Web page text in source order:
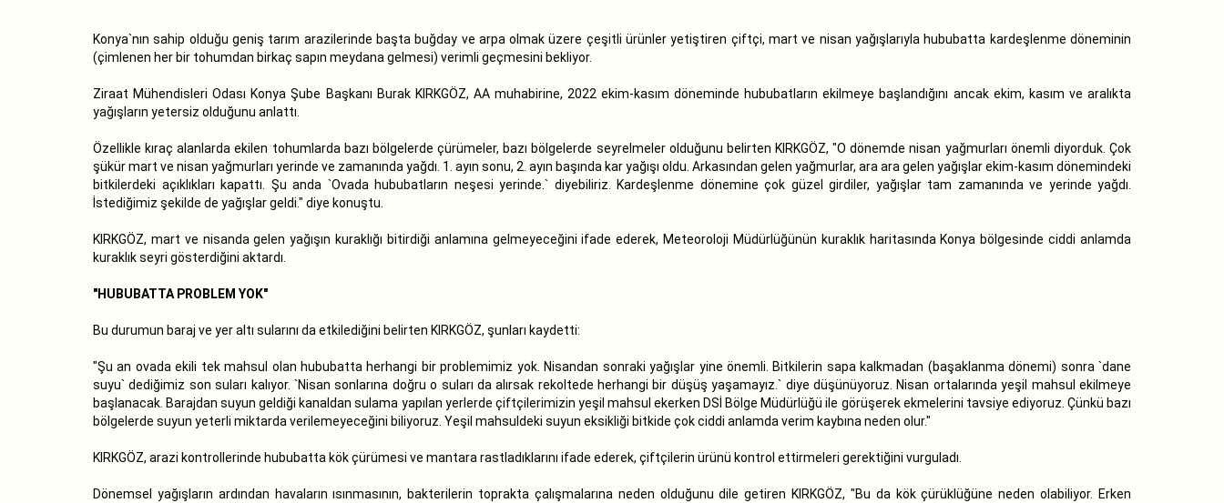
Konya`nın sahip olduğu geniş tarım arazilerinde başta buğday ve arpa olmak üzere çeşitli ürünler yetiştiren çiftçi, mart ve nisan yağışlarıyla hububatta kardeşlenme döneminin
(çimlenen her bir tohumdan birkaç sapın meydana gelmesi) verimli geçmesini bekliyor.
Ziraat Mühendisleri Odası Konya Şube Başkanı Burak KIRKGÖZ, AA muhabirine, 2022 ekim-kasım döneminde hububatların ekilmeye başlandığını ancak ekim, kasım ve aralıkta
yağışların yetersiz olduğunu anlattı.
Özellikle kıraç alanlarda ekilen tohumlarda bazı bölgelerde çürümeler, bazı bölgelerde seyrelmeler olduğunu belirten KIRKGÖZ, "O dönemde nisan yağmurları önemli diyorduk. Çok
şükür mart ve nisan yağmurları yerinde ve zamanında yağdı. 1. ayın sonu, 2. ayın başında kar yağışı oldu. Arkasından gelen yağmurlar, ara ara gelen yağışlar ekim-kasım dönemindeki
bitkilerdeki açıklıkları kapattı. Şu anda `Ovada hububatların neşesi yerinde.` diyebiliriz. Kardeşlenme dönemine çok güzel girdiler, yağışlar tam zamanında ve yerinde yağdı.
İstediğimiz şekilde de yağışlar geldi." diye konuştu.
KIRKGÖZ, mart ve nisanda gelen yağışın kuraklığı bitirdiği anlamına gelmeyeceğini ifade ederek, Meteoroloji Müdürlüğünün kuraklık haritasında Konya bölgesinde ciddi anlamda
kuraklık seyri gösterdiğini aktardı.
"HUBUBATTA PROBLEM YOK"
Bu durumun baraj ve yer altı sularını da etkilediğini belirten KIRKGÖZ, şunları kaydetti:
"Şu an ovada ekili tek mahsul olan hububatta herhangi bir problemimiz yok. Nisandan sonraki yağışlar yine önemli. Bitkilerin sapa kalkmadan (başaklanma dönemi) sonra `dane
suyu` dediğimiz son suları kalıyor. `Nisan sonlarına doğru o suları da alırsak rekoltede herhangi bir düşüş yaşamayız.` diye düşünüyoruz. Nisan ortalarında yeşil mahsul ekilmeye
başlanacak. Barajdan suyun geldiği kanaldan sulama yapılan yerlerde çiftçilerimizin yeşil mahsul ekerken DSİ Bölge Müdürlüğü ile görüşerek ekmelerini tavsiye ediyoruz. Çünkü bazı
bölgelerde suyun yeterli miktarda verilemeyeceğini biliyoruz. Yeşil mahsuldeki suyun eksikliği bitkide çok ciddi anlamda verim kaybına neden olur."
KIRKGÖZ, arazi kontrollerinde hububatta kök çürümesi ve mantara rastladıklarını ifade ederek, çiftçilerin ürünü kontrol ettirmeleri gerektiğini vurguladı.
Dönemsel yağışların ardından havaların ısınmasının, bakterilerin toprakta çalışmalarına neden olduğunu dile getiren KIRKGÖZ, "Bu da kök çürüklüğüne neden olabiliyor. Erken